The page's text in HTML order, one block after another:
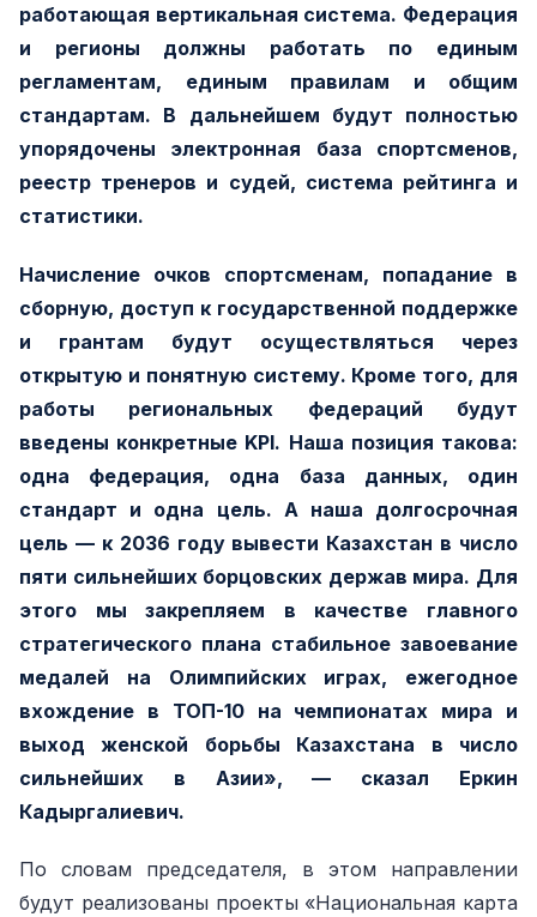
работающая вертикальная система. Федерация
и регионы должны работать по единым
регламентам, единым правилам и общим
стандартам. В дальнейшем будут полностью
упорядочены электронная база спортсменов,
реестр тренеров и судей, система рейтинга и
статистики.
Начисление очков спортсменам, попадание в
сборную, доступ к государственной поддержке
и грантам будут осуществляться через
открытую и понятную систему. Кроме того, для
работы региональных федераций будут
введены конкретные KPI. Наша позиция такова:
одна федерация, одна база данных, один
стандарт и одна цель. А наша долгосрочная
цель — к 2036 году вывести Казахстан в число
пяти сильнейших борцовских держав мира. Для
этого мы закрепляем в качестве главного
стратегического плана стабильное завоевание
медалей на Олимпийских играх, ежегодное
вхождение в ТОП-10 на чемпионатах мира и
выход женской борьбы Казахстана в число
сильнейших в Азии», — сказал Еркин
Кадыргалиевич.
По словам председателя, в этом направлении
будут реализованы проекты «Национальная карта